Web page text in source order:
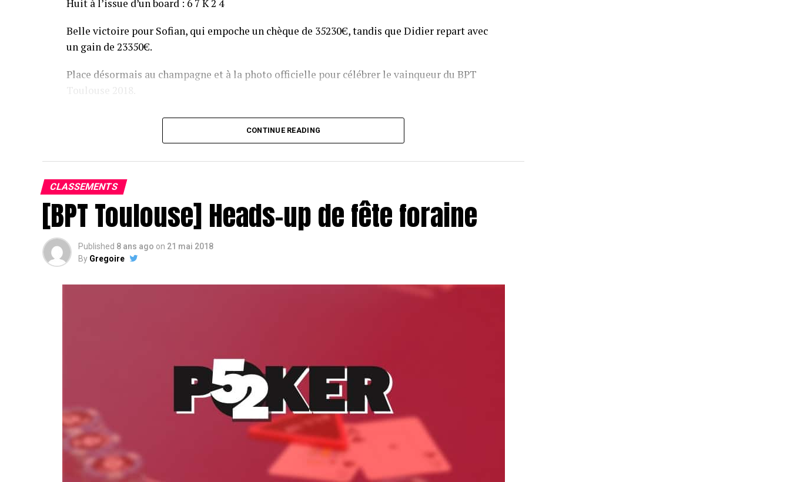
Huit à l’issue d’un board : 6 7 K 2 4
Belle victoire pour Sofian, qui empoche un chèque de 35230€, tandis que Didier repart avec
un gain de 23350€.
Place désormais au champagne et à la photo officielle pour célébrer le vainqueur du BPT
Toulouse 2018.
Assis devant une tonne, Sofian remporte le trophée du BPT Toulouse 2018, en costaud !
CONTINUE READING
CLASSEMENTS
[BPT Toulouse] Heads-up de fête foraine
Published 8 ans ago on 21 mai 2018
By Gregoire